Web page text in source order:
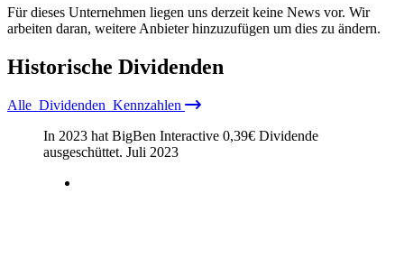
Für dieses Unternehmen liegen uns derzeit keine News vor. Wir
arbeiten daran, weitere Anbieter hinzuzufügen um dies zu ändern.
Historische Dividenden
Alle Dividenden Kennzahlen
In 2023 hat BigBen Interactive 0,39€ Dividende
ausgeschüttet. Juli 2023